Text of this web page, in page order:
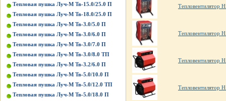
Тепловая пушка Луч-М Тв-15.0/25.0 П
Тепловая пушка Луч-М Тв-18.0/25.0 П
Тепловая пушка Луч-М Тв-3.0/5.0 П
Тепловая пушка Луч-М Тв-3.0/6.0 П
Тепловая пушка Луч-М Тв-3.0/7.0 П
Тепловая пушка Луч-М Тв-3.0/8.0 ТП
Тепловая пушка Луч-М Тв-3.2/6.0 П
Тепловая пушка Луч-М Тв-5.0/10.0 П
Тепловая пушка Луч-М Тв-5.0/12.0 ТП
Тепловая пушка Луч-М Тв-5.0/18.0 П
Тепловентилятор
Тепловентилятор
Тепловентилятор
Тепловентилятор